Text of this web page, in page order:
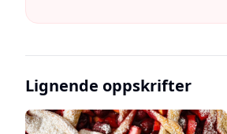
Lignende oppskrifter